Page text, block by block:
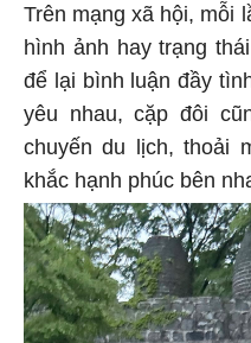
Trên mạng xã hội, mỗi
hình ảnh hay trạng
để lại bình luận đầy
yêu nhau, cặp đôi
chuyến du lịch, thoải
khắc hạnh phúc bên